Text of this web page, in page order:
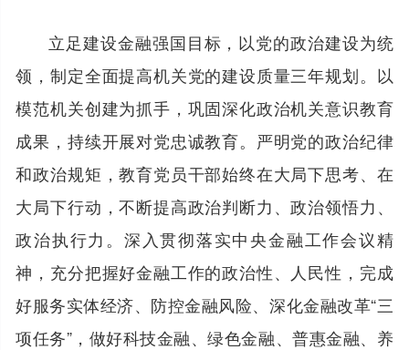
立足建设金融强国目标，以党的政治建设为统
领，制定全面提高机关党的建设质量三年规划。以
模范机关创建为抓手，巩固深化政治机关意识教育
成果，持续开展对党忠诚教育。严明党的政治纪律
和政治规矩，教育党员干部始终在大局下思考、在
大局下行动，不断提高政治判断力、政治领悟力、
政治执行力。深入贯彻落实中央金融工作会议精
神，充分把握好金融工作的政治性、人民性，完成
好服务实体经济、防控金融风险、深化金融改革“三
项任务”，做好科技金融、绿色金融、普惠金融、养